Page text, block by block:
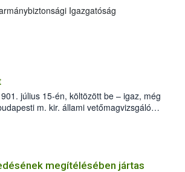
Igazgatóság
július 15-én, költözött be – igaz, még
m. kir. állami vetőmagvizsgáló
utca 15. szám alatti, Czigler Győző által
megítélésében jártas